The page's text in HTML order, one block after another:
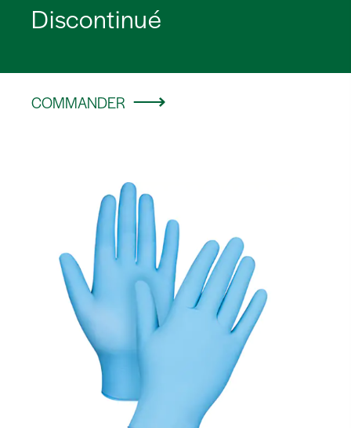
Discontinué
COMMANDER